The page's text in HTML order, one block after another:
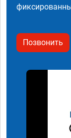
Позвонить